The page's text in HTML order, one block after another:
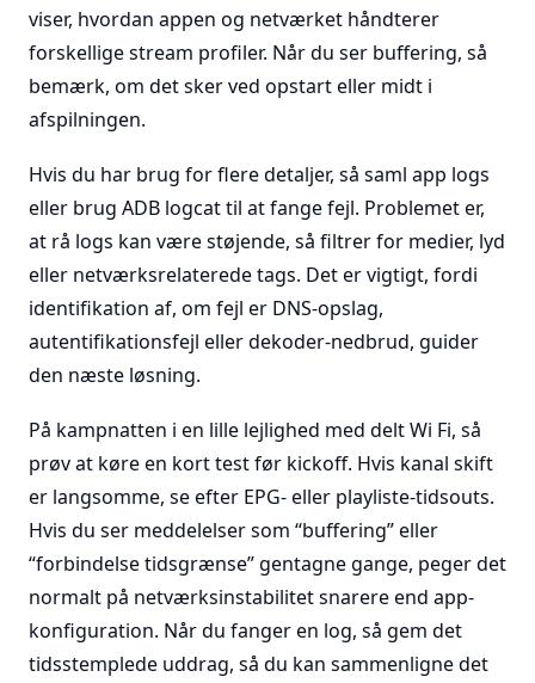
viser, hvordan appen og netværket håndterer
forskellige stream profiler. Når du ser buffering, så
bemærk, om det sker ved opstart eller midt i
afspilningen.
Hvis du har brug for flere detaljer, så saml app logs
eller brug ADB logcat til at fange fejl. Problemet er,
at rå logs kan være støjende, så filtrer for medier, lyd
eller netværksrelaterede tags. Det er vigtigt, fordi
identifikation af, om fejl er DNS-opslag,
autentifikationsfejl eller dekoder-nedbrud, guider
den næste løsning.
På kampnatten i en lille lejlighed med delt Wi Fi, så
prøv at køre en kort test før kickoff. Hvis kanal skift
er langsomme, se efter EPG- eller playliste-tidsouts.
Hvis du ser meddelelser som “buffering” eller
“forbindelse tidsgrænse” gentagne gange, peger det
normalt på netværksinstabilitet snarere end app-
konfiguration. Når du fanger en log, så gem det
tidsstemplede uddrag, så du kan sammenligne det